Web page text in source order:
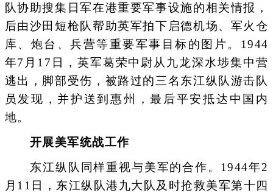
队协助搜集日军在港重要军事设施的相关情报，
后由沙田短枪队帮助英军拍下启德机场、军火仓
库、炮台、兵营等重要军事目标的图片。1944
年7月17日，英军葛荣中尉从九龙深水埗集中营
逃出，脚部受伤，被路过的三名东江纵队游击队
员发现，并护送到惠州，最后平安抵达中国内
地。
开展美军统战工作
东江纵队同样重视与美军的合作。1944年2
月11日，东江纵队港九大队及时抢救美军第十四